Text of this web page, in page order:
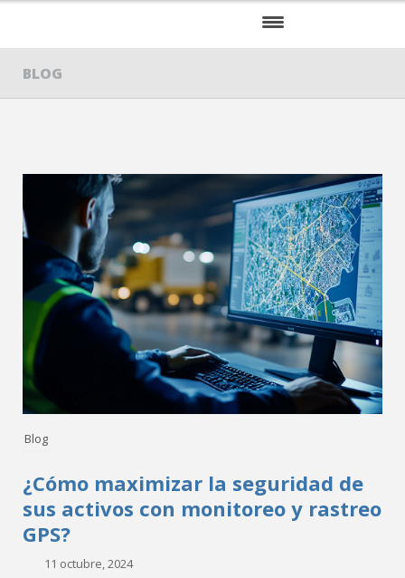
INICIO
CLIENTES
CONTÁCTENOS
BLOG
Blog
¿Cómo maximizar la seguridad de
sus activos con monitoreo y rastreo
GPS?
11 octubre, 2024